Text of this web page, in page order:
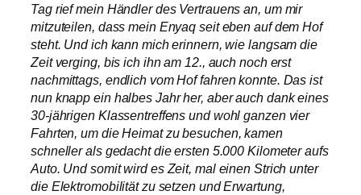
Tag rief mein Händler des Vertrauens an, um mir
mitzuteilen, dass mein Enyaq seit eben auf dem Hof
steht. Und ich kann mich erinnern, wie langsam die
Zeit verging, bis ich ihn am 12., auch noch erst
nachmittags, endlich vom Hof fahren konnte. Das ist
nun knapp ein halbes Jahr her, aber auch dank eines
30-jährigen Klassentreffens und wohl ganzen vier
Fahrten, um die Heimat zu besuchen, kamen
schneller als gedacht die ersten 5.000 Kilometer aufs
Auto. Und somit wird es Zeit, mal einen Strich unter
die Elektromobilität zu setzen und Erwartung,